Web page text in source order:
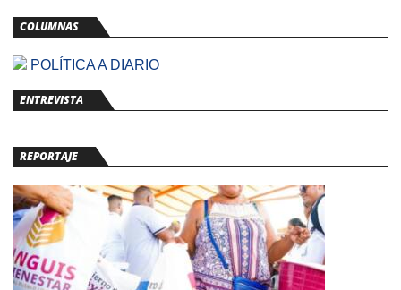
COLUMNAS
POLÍTICA A DIARIO
ENTREVISTA
REPORTAJE